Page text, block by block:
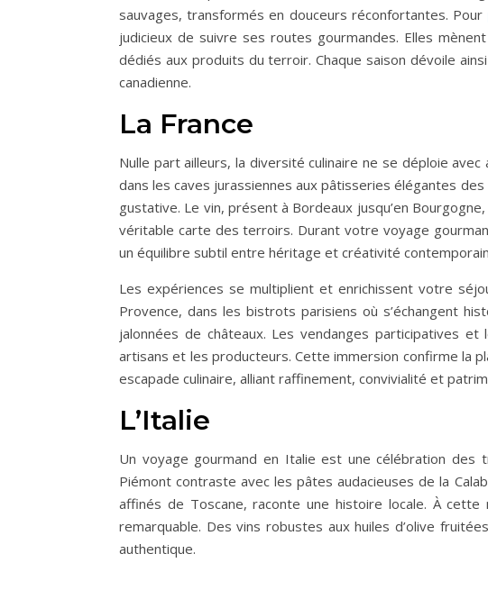
sauvages, transformés en douceurs réconfortantes. Pour
judicieux de suivre ses routes gourmandes. Elles
dédiés aux produits du terroir. Chaque saison dévoile
canadienne.
La France
Nulle part ailleurs, la diversité culinaire ne se déploie
dans les caves jurassiennes aux pâtisseries élégantes
gustative. Le vin, présent à Bordeaux jusqu’en
véritable carte des terroirs. Durant votre voyage
un équilibre subtil entre héritage et créativité
Les expériences se multiplient et enrichissent votre
Provence, dans les bistrots parisiens où s’échangent
jalonnées de châteaux. Les vendanges participatives
artisans et les producteurs. Cette immersion confirme la
escapade culinaire, alliant raffinement, convivialité et
L’Italie
Un voyage gourmand en Italie est une célébration des
Piémont contraste avec les pâtes audacieuses de la
affinés de Toscane, raconte une histoire locale. À
remarquable. Des vins robustes aux huiles d’olive
authentique.